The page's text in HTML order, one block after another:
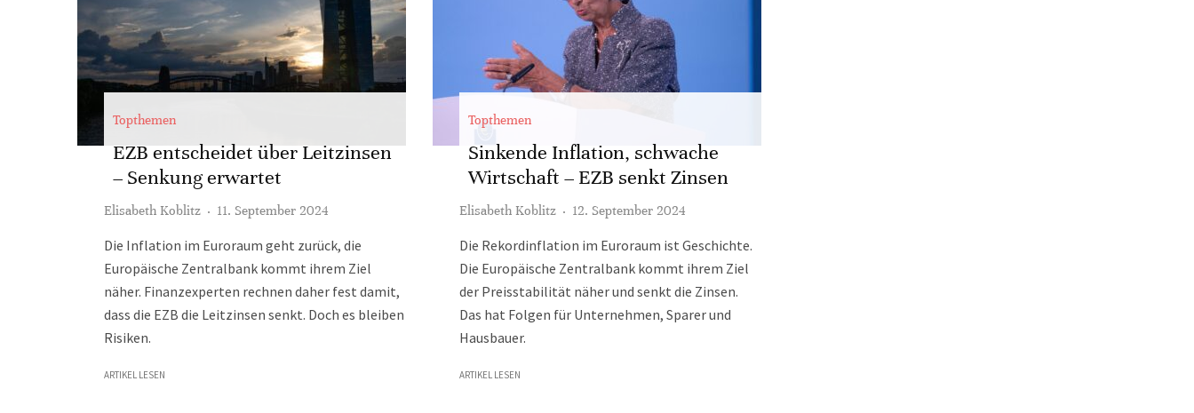
Topthemen
EZB entscheidet über Leitzinsen
– Senkung erwartet
Elisabeth Koblitz · 11. September 2024
Die Inflation im Euroraum geht zurück, die
Europäische Zentralbank kommt ihrem Ziel
näher. Finanzexperten rechnen daher fest damit,
dass die EZB die Leitzinsen senkt. Doch es bleiben
Risiken.
ARTIKEL LESEN
Topthemen
Sinkende Inflation, schwache
Wirtschaft – EZB senkt Zinsen
Elisabeth Koblitz · 12. September 2024
Die Rekordinflation im Euroraum ist Geschichte.
Die Europäische Zentralbank kommt ihrem Ziel
der Preisstabilität näher und senkt die Zinsen.
Das hat Folgen für Unternehmen, Sparer und
Hausbauer.
ARTIKEL LESEN